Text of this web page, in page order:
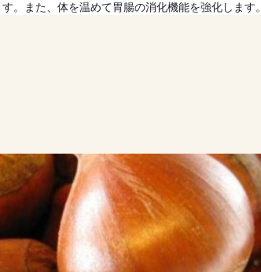
。また、体を温めて胃腸の消化機能を強化します。